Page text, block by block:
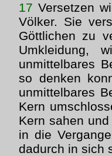
17 Versetzen
Völker. Sie
Göttlichen zu
Umkleidung,
unmittelbares
so denken
unmittelbares
Kern
Kern sahen
in die
dadurch in sich